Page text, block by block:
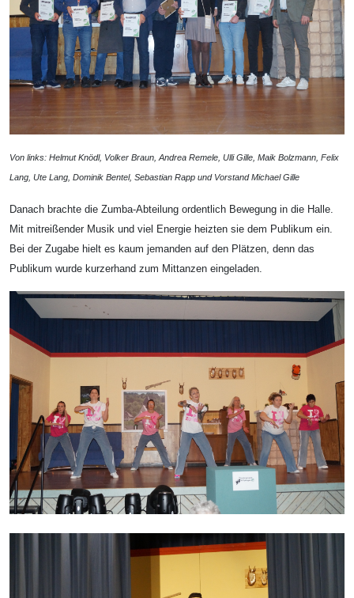
Von links: Helmut Knödl, Volker Braun, Andrea Remele, Ulli Gille, Maik Bolzmann, Felix
Lang, Ute Lang, Dominik Bentel, Sebastian Rapp und Vorstand Michael Gille
Danach brachte die Zumba-Abteilung ordentlich Bewegung in die Halle.
Mit mitreißender Musik und viel Energie heizten sie dem Publikum ein.
Bei der Zugabe hielt es kaum jemanden auf den Plätzen, denn das
Publikum wurde kurzerhand zum Mittanzen eingeladen.